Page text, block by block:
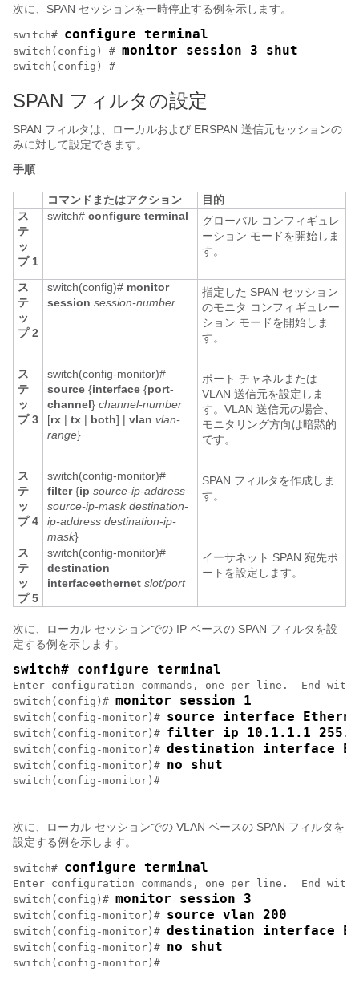
次に、SPAN セッションを一時停止する例を示します。
switch# configure terminal
switch(config) # monitor session 3 shut
switch(config) #
SPAN フィルタの設定
SPAN フィルタは、ローカルおよび ERSPAN 送信元セッションの
みに対して設定できます。
手順
コマンドまたはアクション
目的
ス
テ
ッ
プ 1
switch# configure terminal
グローバル コンフィギュレ
ーション モードを開始しま
す。
ス
テ
ッ
プ 2
switch(config)# monitor
session session-number
指定した SPAN セッション
のモニタ コンフィギュレー
ション モードを開始しま
す。
ス
テ
ッ
プ 3
switch(config-monitor)#
source {interface {port-
channel} channel-number
[rx | tx | both] | vlan vlan-
range}
ポート チャネルまたは
VLAN 送信元を設定しま
す。VLAN 送信元の場合、
モニタリング方向は暗黙的
です。
ス
テ
ッ
プ 4
switch(config-monitor)#
filter{ip source-ip-address
source-ip-mask destination-
ip-address destination-ip-
mask}
SPAN フィルタを作成しま
す。
ス
テ
ッ
プ 5
switch(config-monitor)#
destination
interfaceethernet slot/port
イーサネット SPAN 宛先ポ
ートを設定します。
次に、ローカル セッションでの IP ベースの SPAN フィルタを設
定する例を示します。
switch# configure terminal
Enter configuration commands, one per line.  End with
switch(config)# monitor session 1
switch(config-monitor)# source interface
switch(config-monitor)# filter ip 10.1.1.1
switch(config-monitor)# destination interface
switch(config-monitor)# no shut
switch(config-monitor)#
次に、ローカル セッションでの VLAN ベースの SPAN フィルタを
設定する例を示します。
switch# configure terminal
Enter configuration commands, one per line.  End with
switch(config)# monitor session 3
switch(config-monitor)# source vlan 200
switch(config-monitor)# destination interface
switch(config-monitor)# no shut
switch(config-monitor)#